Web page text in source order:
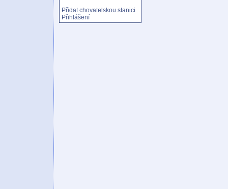
Přidat chovatelskou stanici
Přihlášení